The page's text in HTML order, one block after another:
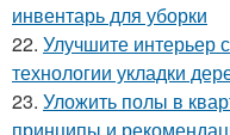
инвентарь для уборки
22. Улучшите интерьер
технологии укладки
23. Уложить полы в